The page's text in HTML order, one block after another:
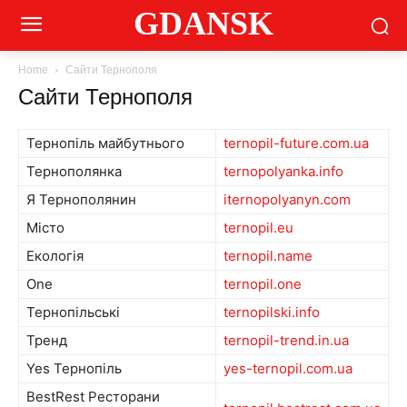
GDANSK
Home Сайти Тернополя
Сайти Тернополя
Тернопіль майбутнього
ternopil-future.com.ua
Тернополянка
ternopolyanka.info
Я Тернополянин
iternopolyanyn.com
Місто
ternopil.eu
Екологія
ternopil.name
One
ternopil.one
Тернопільські
ternopilski.info
Тренд
ternopil-trend.in.ua
Yes Тернопіль
yes-ternopil.com.ua
BestRest Ресторани